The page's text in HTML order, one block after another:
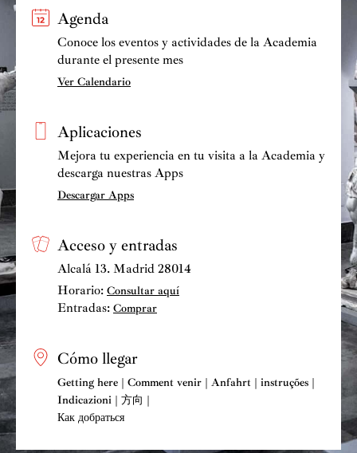
Agenda
Conoce los eventos y actividades de la Academia
durante el presente mes
Ver Calendario
Aplicaciones
Mejora tu experiencia en tu visita a la Academia y
descarga nuestras Apps
Descargar Apps
Acceso y entradas
Alcalá 13. Madrid 28014
Horario: Consultar aquí
Entradas: Comprar
Cómo llegar
Getting here | Comment venir | Anfahrt | instruções |
Indicazioni | 方向 |
Как добраться